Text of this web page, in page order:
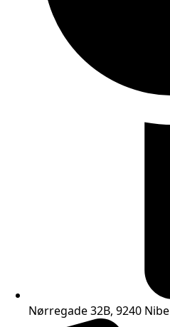
Nørregade 32B, 9240 Nibe